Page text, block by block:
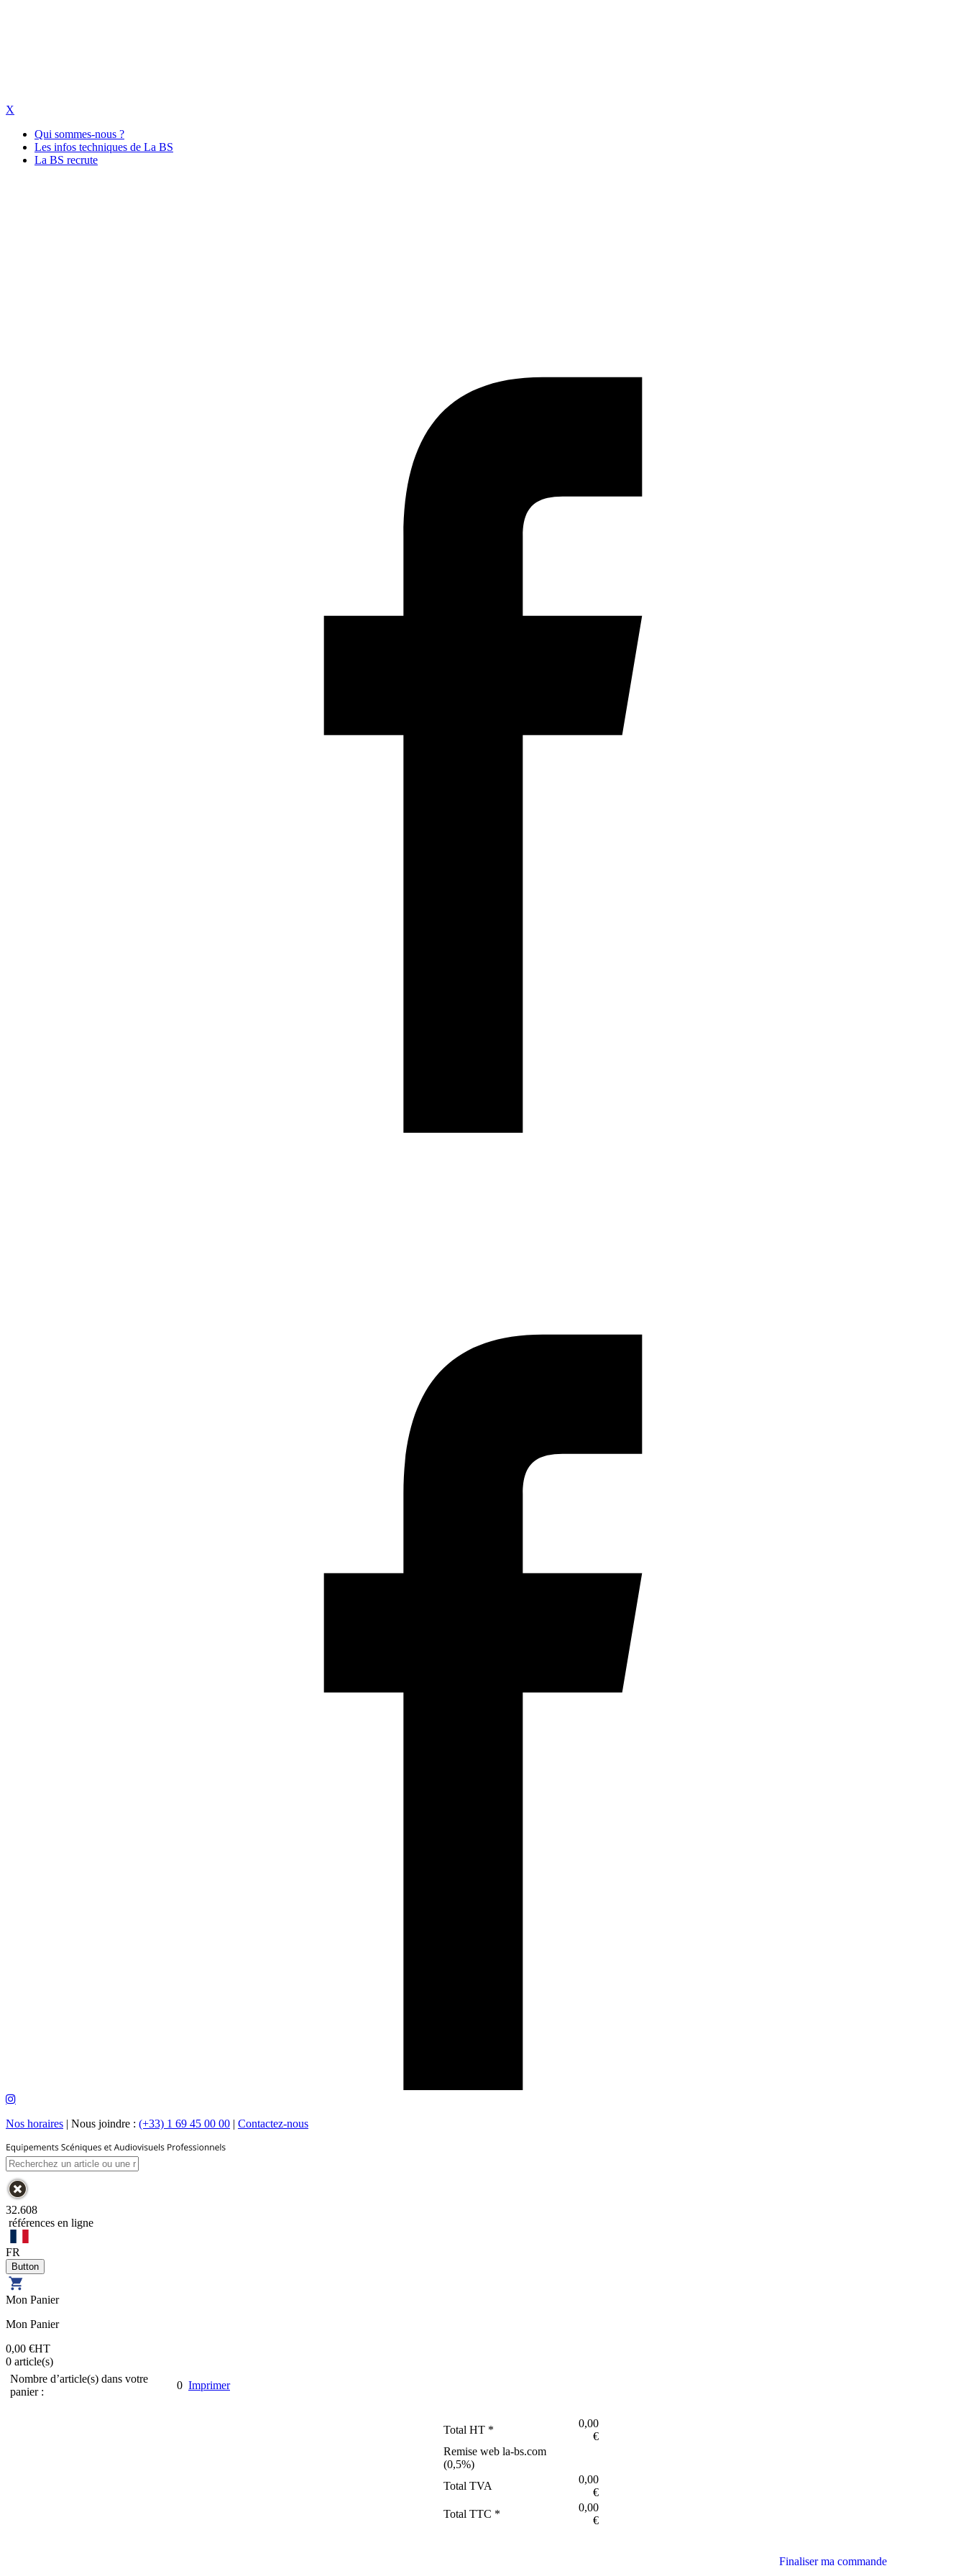
X
Qui sommes-nous ?
Les infos techniques de La BS
La BS recrute
Nos horaires | Nous joindre : (+33) 1 69 45 00 00 | Contactez-nous
32.608
références en ligne
FR
Mon Panier
Mon Panier
0,00 €HT
0 article(s)
Nombre d’article(s) dans votre
panier :
0 Imprimer
Total HT *
0,00
€
Remise web la-bs.com
(0,5%)
Total TVA
0,00
€
Total TTC *
0,00
€
Finaliser ma commande